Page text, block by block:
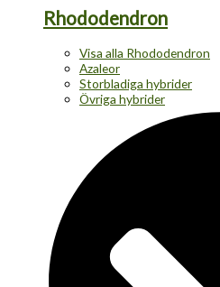
Rhododendron
Visa alla Rhododendron
Azaleor
Storbladiga hybrider
Övriga hybrider